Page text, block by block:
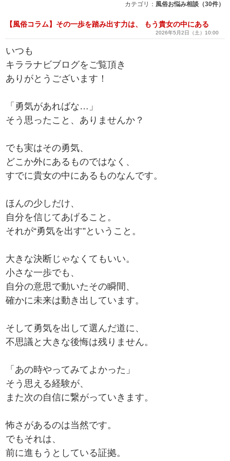
カテゴリ： 風俗お悩み相談（30件）
【風俗コラム】その一歩を踏み出す力は、 もう貴女の中にある
2026年5月2日（土）10:00
いつも
キララナビブログをご覧頂き
ありがとうございます！
「勇気があればな…」
そう思ったこと、ありませんか？
でも実はその勇気、
どこか外にあるものではなく、
すでに貴女の中にあるものなんです。
ほんの少しだけ、
自分を信じてあげること。
それが“勇気を出す”ということ。
大きな決断じゃなくてもいい。
小さな一歩でも、
自分の意思で動いたその瞬間、
確かに未来は動き出しています。
そして勇気を出して選んだ道に、
不思議と大きな後悔は残りません。
「あの時やってみてよかった」
そう思える経験が、
また次の自信に繋がっていきます。
怖さがあるのは当然です。
でもそれは、
前に進もうとしている証拠。